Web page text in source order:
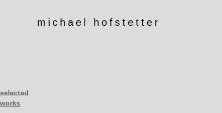
michael hofstetter
selected
works